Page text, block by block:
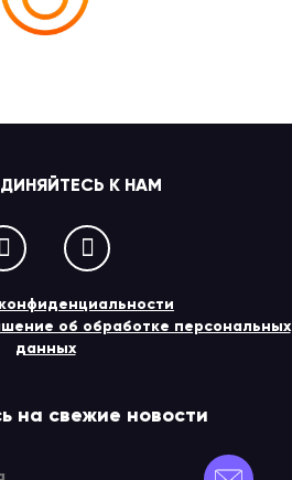
К НАМ
об обработке персональных
данных
на свежие новости